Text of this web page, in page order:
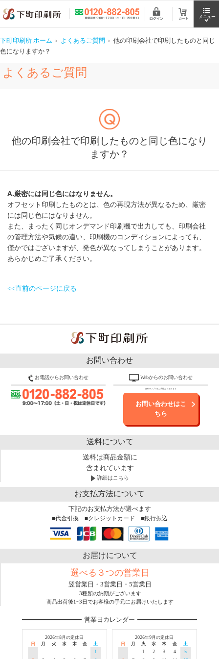
下町印刷所 ホーム よくあるご質問
他の印刷会社で印刷したものと同じ
色になりますか？
よくあるご質問
他の印刷会社で印刷したものと同じ色になり
ますか？
A.厳密には同じ色にはなりません。
オフセット印刷したものとは、色の再現方法が異なるため、厳密
には同じ色にはなりません。
また、まったく同じオンデマンド印刷機で出力しても、印刷会社
の管理方法や気候の違い、印刷機のコンディションによっても、
僅かではございますが、発色が異なってしまうことがあります。
あらかじめご了承ください。
<<直前のページに戻る
お問い合わせ
お電話からお問い合わせ Webからのお問い合わせ
無料サンプルもご用意しております
お問い合わせはこ
ちら
送料について
送料は商品金額に
含まれています
詳細はこちら
お支払方法について
下記のお支払方法が選べます
■代金引換 ■クレジットカード ■銀行振込
お届けについて
選べる３つの営業日
翌営業日・3営業日・5営業日
3種類の納期がございます
商品出荷後1~3日でお客様の手元にお届けいたします
営業日カレンダー
2026年8月の定休日
日
月 火 水 木 金
土
1
2026年9月の定休日
日
月 火 水 木 金
土
1
2 3 4
5